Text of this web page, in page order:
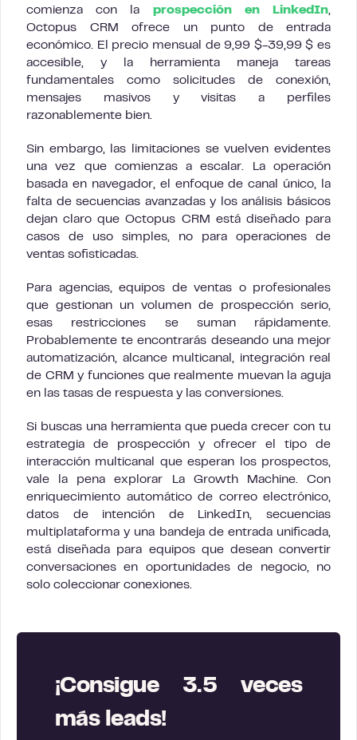
comienza con la prospección en LinkedIn,
Octopus CRM ofrece un punto de entrada
económico. El precio mensual de 9,99 $-39,99 $ es
accesible, y la herramienta maneja tareas
fundamentales como solicitudes de conexión,
mensajes masivos y visitas a perfiles
razonablemente bien.
Sin embargo, las limitaciones se vuelven evidentes
una vez que comienzas a escalar. La operación
basada en navegador, el enfoque de canal único, la
falta de secuencias avanzadas y los análisis básicos
dejan claro que Octopus CRM está diseñado para
casos de uso simples, no para operaciones de
ventas sofisticadas.
Para agencias, equipos de ventas o profesionales
que gestionan un volumen de prospección serio,
esas restricciones se suman rápidamente.
Probablemente te encontrarás deseando una mejor
automatización, alcance multicanal, integración real
de CRM y funciones que realmente muevan la aguja
en las tasas de respuesta y las conversiones.
Si buscas una herramienta que pueda crecer con tu
estrategia de prospección y ofrecer el tipo de
interacción multicanal que esperan los prospectos,
vale la pena explorar La Growth Machine. Con
enriquecimiento automático de correo electrónico,
datos de intención de LinkedIn, secuencias
multiplataforma y una bandeja de entrada unificada,
está diseñada para equipos que desean convertir
conversaciones en oportunidades de negocio, no
solo coleccionar conexiones.
¡Consigue 3.5 veces
más leads!